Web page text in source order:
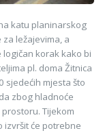
katu planinarskog
ležajevima, a
korak kako bi
pl. doma Žitnica
sjedećih mjesta što
zbog hladnoće
Tijekom
izvršit će potrebne